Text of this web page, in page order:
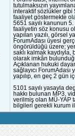
tutulmaksızın
interaktif sözlükler gibi
faaliyet göstermekte
5651 sayılı kanunun
faaliyetin söz konusu
yapılan yazılı, görsel
ForumAdası üyesi
öngörüldüğü üzere;
saklı kalmak
olarak imkân
Açıklanan hukuki
sağlayıcı
yapılıp, en geç 2 gün
5101 sayılı yasayla
hakkı bulunan MP3,
verilmiş olan MÜ-YAP
bilgileri gerekli kurum